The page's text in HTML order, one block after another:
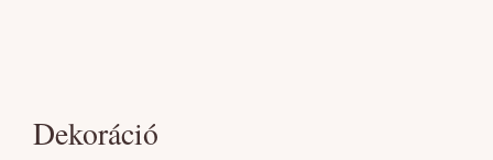
Dekoráció